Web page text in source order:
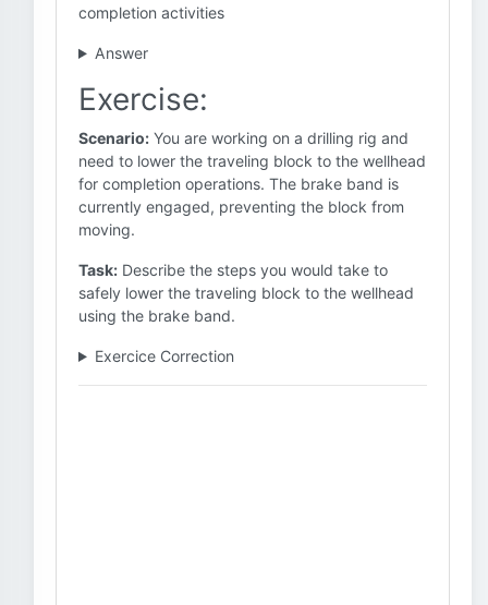
completion activities
Answer
Exercise:
Scenario: You are working on a drilling rig and
need to lower the traveling block to the wellhead
for completion operations. The brake band is
currently engaged, preventing the block from
moving.
Task: Describe the steps you would take to
safely lower the traveling block to the wellhead
using the brake band.
Exercice Correction